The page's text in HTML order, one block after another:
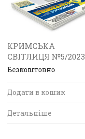
КРИМСЬКА
СВІТЛИЦЯ №5/2023
Безкоштовно
Додати в кошик
Детальніше